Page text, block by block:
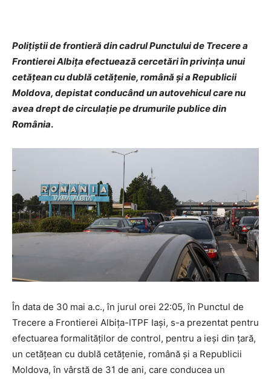
Poliţiştii de frontieră din cadrul Punctului de Trecere a
Frontierei Albița efectuează cercetări în privinţa unui
cetăţean cu dublă cetăţenie, română şi a Republicii
Moldova, depistat conducând un autovehicul care nu
avea drept de circulaţie pe drumurile publice din
România.
În data de 30 mai a.c., în jurul orei 22:05, în Punctul de
Trecere a Frontierei Albița-ITPF Iaşi, s-a prezentat pentru
efectuarea formalităţilor de control, pentru a ieși din ţară,
un cetăţean cu dublă cetăţenie, română şi a Republicii
Moldova, în vârstă de 31 de ani, care conducea un